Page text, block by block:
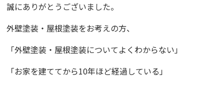
誠にありがとうございました。
外壁塗装・屋根塗装をお考えの方、
「外壁塗装・屋根塗装についてよくわからない」
「お家を建ててから10年ほど経過している」